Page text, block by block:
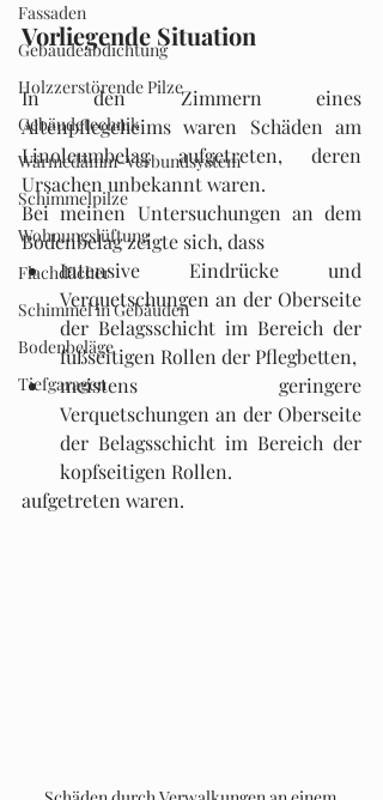
Fassaden
Gebäudeabdichtung
Holzzerstörende Pilze
Gebäudetechnik
Wärmedämm-Verbundsystem
Schimmelpilze
Wohnungslüftung
Flachdächer
Schimmel in Gebäuden
Bodenbeläge
Tiefgaragen
Vorliegende Situation
In den Zimmern eines
Altenpflegeheims waren Schäden am
Linoleumbelag aufgetreten, deren
Ursachen unbekannt waren.
Bei meinen Untersuchungen an dem
Bodenbelag zeigte sich, dass
Intensive Eindrücke und
Verquetschungen an der Oberseite
der Belagsschicht im Bereich der
fußseitigen Rollen der Pflegbetten,
meistens geringere
Verquetschungen an der Oberseite
der Belagsschicht im Bereich der
kopfseitigen Rollen.
aufgetreten waren.